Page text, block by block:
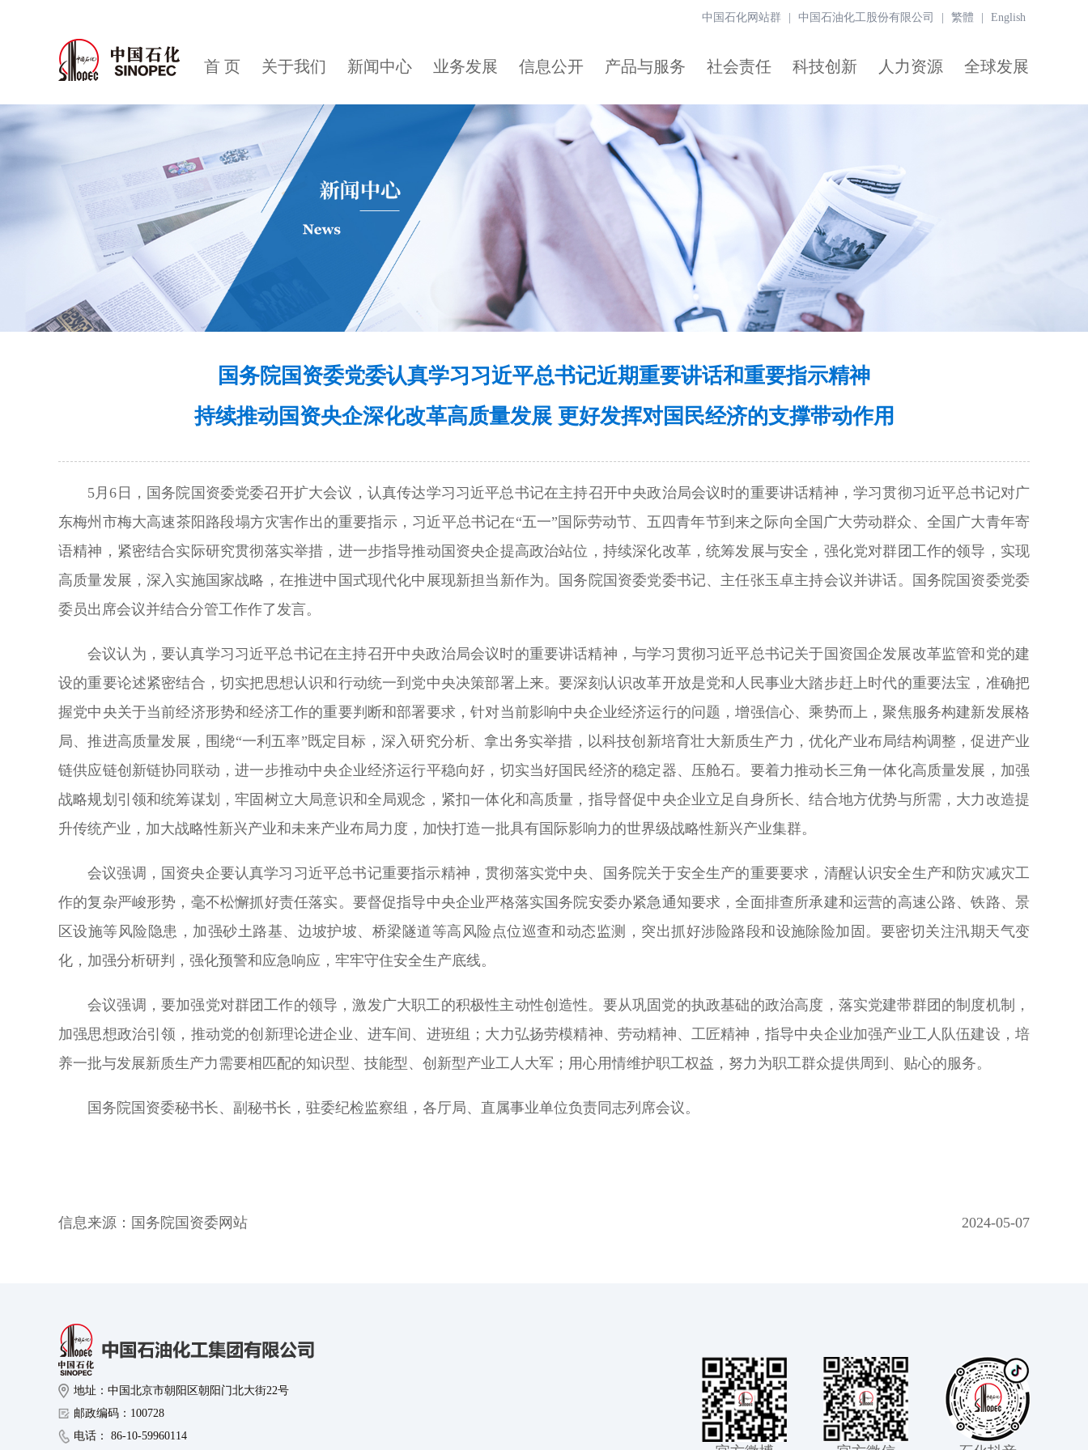
中国石化网站群 中国石油化工股份有限公司 繁體 English
首 页 关于我们 新闻中心 业务发展 信息公开 产品与服务 社会责任 科技创新 人力资源 全球发展
国务院国资委党委认真学习习近平总书记近期重要讲话和重要指示精神
持续推动国资央企深化改革高质量发展 更好发挥对国民经济的支撑带动作用
5月6日，国务院国资委党委召开扩大会议，认真传达学习习近平总书记在主持召开中央政治局会议时的重要讲话精神，学习贯彻习近平总书记对广
东梅州市梅大高速茶阳路段塌方灾害作出的重要指示，习近平总书记在“五一”国际劳动节、五四青年节到来之际向全国广大劳动群众、全国广大青年寄
语精神，紧密结合实际研究贯彻落实举措，进一步指导推动国资央企提高政治站位，持续深化改革，统筹发展与安全，强化党对群团工作的领导，实现
高质量发展，深入实施国家战略，在推进中国式现代化中展现新担当新作为。国务院国资委党委书记、主任张玉卓主持会议并讲话。国务院国资委党委
委员出席会议并结合分管工作作了发言。
会议认为，要认真学习习近平总书记在主持召开中央政治局会议时的重要讲话精神，与学习贯彻习近平总书记关于国资国企发展改革监管和党的建
设的重要论述紧密结合，切实把思想认识和行动统一到党中央决策部署上来。要深刻认识改革开放是党和人民事业大踏步赶上时代的重要法宝，准确把
握党中央关于当前经济形势和经济工作的重要判断和部署要求，针对当前影响中央企业经济运行的问题，增强信心、乘势而上，聚焦服务构建新发展格
局、推进高质量发展，围绕“一利五率”既定目标，深入研究分析、拿出务实举措，以科技创新培育壮大新质生产力，优化产业布局结构调整，促进产业
链供应链创新链协同联动，进一步推动中央企业经济运行平稳向好，切实当好国民经济的稳定器、压舱石。要着力推动长三角一体化高质量发展，加强
战略规划引领和统筹谋划，牢固树立大局意识和全局观念，紧扣一体化和高质量，指导督促中央企业立足自身所长、结合地方优势与所需，大力改造提
升传统产业，加大战略性新兴产业和未来产业布局力度，加快打造一批具有国际影响力的世界级战略性新兴产业集群。
会议强调，国资央企要认真学习习近平总书记重要指示精神，贯彻落实党中央、国务院关于安全生产的重要要求，清醒认识安全生产和防灾减灾工
作的复杂严峻形势，毫不松懈抓好责任落实。要督促指导中央企业严格落实国务院安委办紧急通知要求，全面排查所承建和运营的高速公路、铁路、景
区设施等风险隐患，加强砂土路基、边坡护坡、桥梁隧道等高风险点位巡查和动态监测，突出抓好涉险路段和设施除险加固。要密切关注汛期天气变
化，加强分析研判，强化预警和应急响应，牢牢守住安全生产底线。
会议强调，要加强党对群团工作的领导，激发广大职工的积极性主动性创造性。要从巩固党的执政基础的政治高度，落实党建带群团的制度机制，
加强思想政治引领，推动党的创新理论进企业、进车间、进班组；大力弘扬劳模精神、劳动精神、工匠精神，指导中央企业加强产业工人队伍建设，培
养一批与发展新质生产力需要相匹配的知识型、技能型、创新型产业工人大军；用心用情维护职工权益，努力为职工群众提供周到、贴心的服务。
国务院国资委秘书长、副秘书长，驻委纪检监察组，各厅局、直属事业单位负责同志列席会议。
信息来源： 国务院国资委网站 2024-05-07
地址：中国北京市朝阳区朝阳门北大街22号
邮政编码：100728
电话： 86-10-59960114